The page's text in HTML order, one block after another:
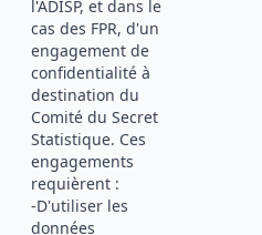
l'ADISP, et dans le
cas des FPR, d'un
engagement de
confidentialité à
destination du
Comité du Secret
Statistique. Ces
engagements
requièrent :
-D'utiliser les
données